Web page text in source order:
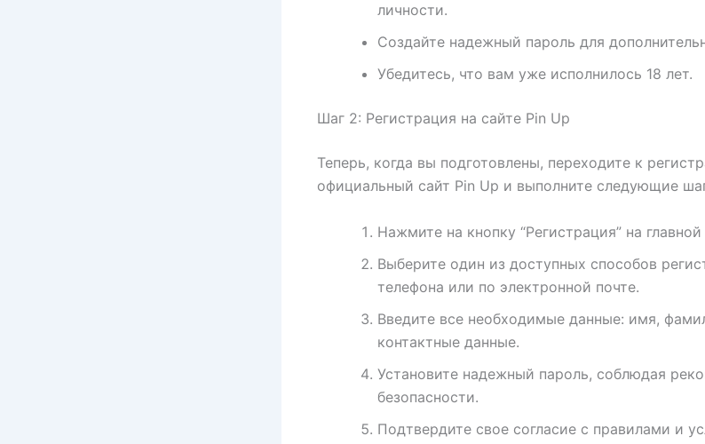
личности.
Создайте надежный пароль для
Убедитесь, что вам уже исполнилось 18 лет.
Шаг 2: Регистрация на сайте Pin Up
Теперь, когда вы подготовлены, переходите к
официальный сайт Pin Up и выполните следующие
Нажмите на кнопку “Регистрация” на
Выберите один из доступных способов
телефона или по электронной почте.
Введите все необходимые данные: имя,
контактные данные.
Установите надежный пароль, соблюдая
безопасности.
Подтвердите свое согласие с правилами и